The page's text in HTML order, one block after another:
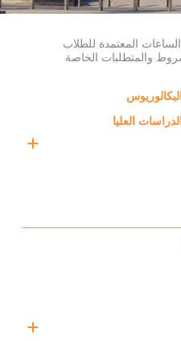
المعتمدة للطلاب
والمتطلبات الخاصة
العليا